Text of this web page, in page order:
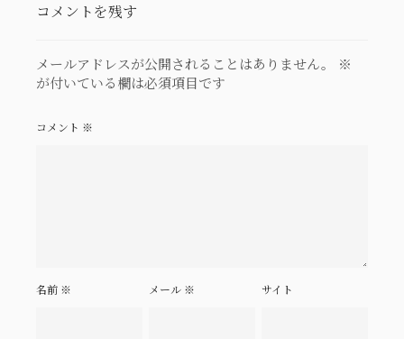
コメントを残す
メールアドレスが公開されることはありません。
※
が付いている欄は必須項目です
コメント ※
名前 ※ メール ※ サイト